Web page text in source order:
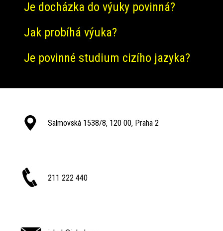
Je docházka do výuky povinná?
Jak probíhá výuka?
Je povinné studium cizího jazyka?
Salmovská 1538/8, 120 00, Praha 2
211 222 440